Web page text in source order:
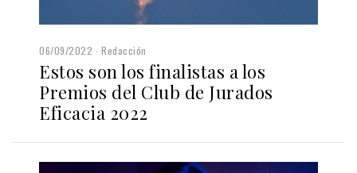
06/09/2022 Redacción
Estos son los finalistas a los
Premios del Club de Jurados
Eficacia 2022